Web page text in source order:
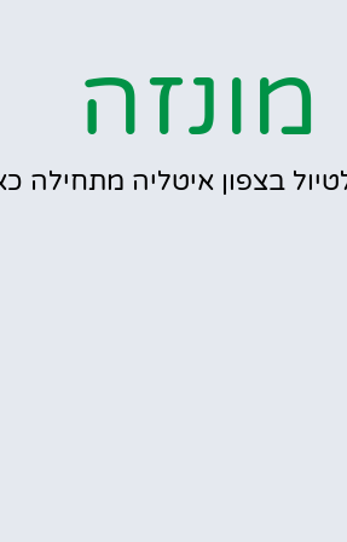
מונזה
בצפון איטליה מתחילה